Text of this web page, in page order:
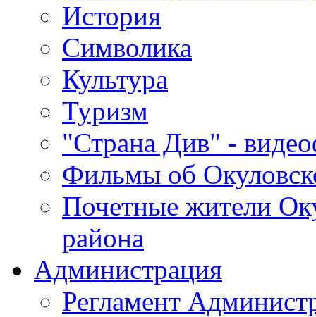
История
Символика
Культура
Туризм
"Страна Див" -
Фильмы об
Почетные жители
района
Администрация
Регламент